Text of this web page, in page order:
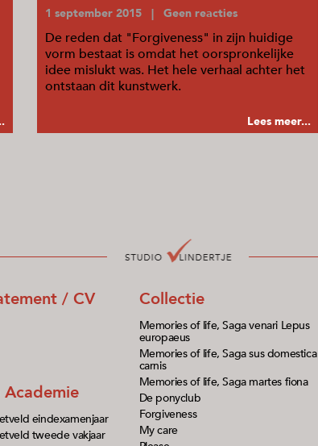
1 september 2015 | Geen reacties
De reden dat "Forgiveness" in zijn huidige
vorm bestaat is omdat het oorspronkelijke
idee mislukt was. Het hele verhaal achter het
ontstaan dit kunstwerk.
Lees meer...
/ CV
eindexamenjaar
tweede vakjaar
Collectie
Memories of life, Saga venari Lepus
europaeus
Memories of life, Saga sus domestica
carnis
Memories of life, Saga martes fiona
De ponyclub
Forgiveness
My care